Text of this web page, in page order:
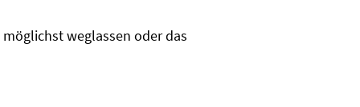
weglassen oder das